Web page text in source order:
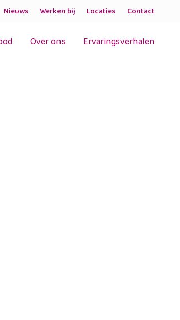
Nieuws Werken bij Locaties Contact
Over ons Ervaringsverhalen